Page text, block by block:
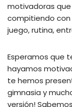
motivadoras
compitiendo con
juego, rutina,
Esperamos que
hayamos
te hemos
gimnasia y
versión!